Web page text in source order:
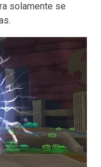
solamente se